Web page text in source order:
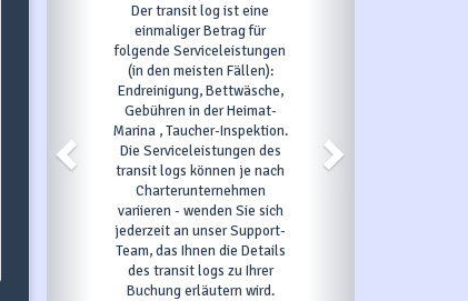
Der transit log ist eine
einmaliger Betrag für
folgende Serviceleistungen
(in den meisten Fällen):
Endreinigung, Bettwäsche,
Gebühren in der Heimat-
Marina , Taucher-Inspektion.
Die Serviceleistungen des
transit logs können je nach
Charterunternehmen
variieren - wenden Sie sich
jederzeit an unser Support-
Team, das Ihnen die Details
des transit logs zu Ihrer
Buchung erläutern wird.